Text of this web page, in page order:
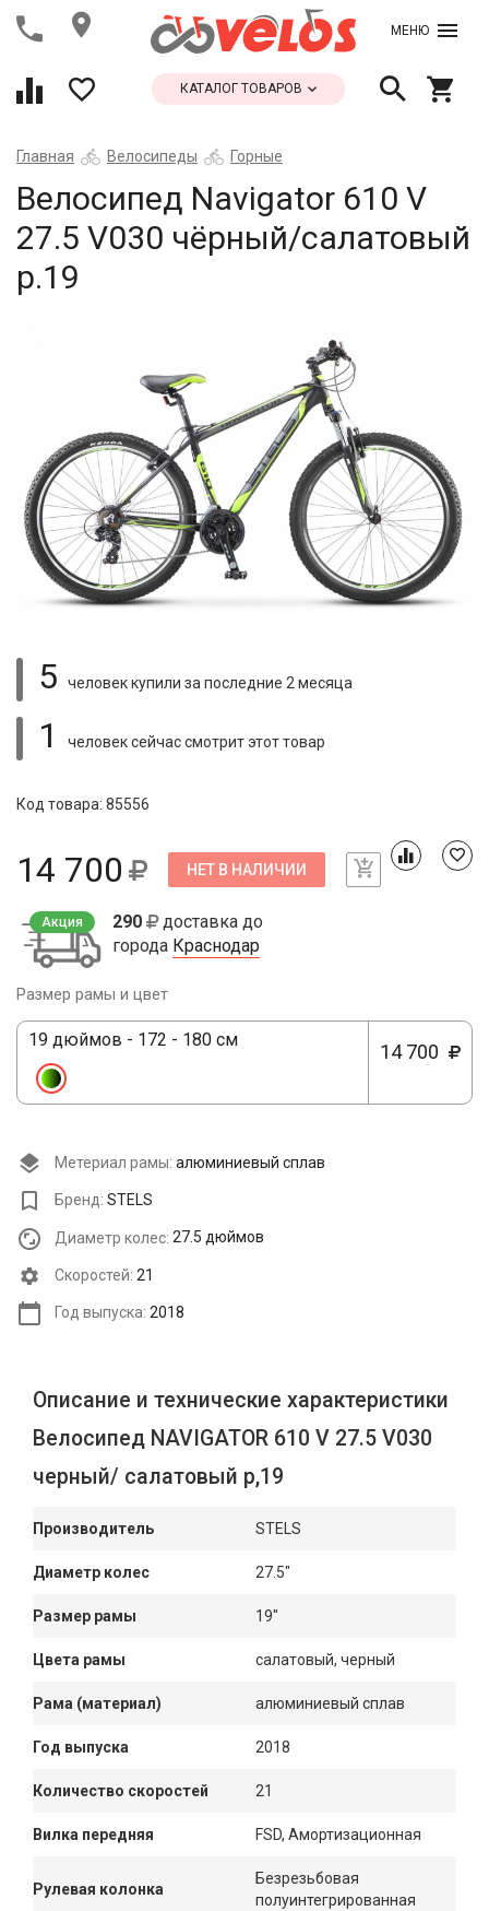
МЕНЮ
КАТАЛОГ ТОВАРОВ
Главная Велосипеды Горные
Велосипед Navigator 610 V
27.5 V030 чёрный/салатовый
р.19
5 человек купили за последние 2 месяца
1 человек сейчас смотритэтот товар
Код товара: 85556
14 700 НЕТ В НАЛИЧИИ
Акция 290
доставка до
города Краснодар
Размер рамы и цвет
19 дюймов - 172 - 180 см
14 700
Метериал рамы: алюминиевый сплав
Бренд: STELS
Диаметр колес: 27.5 дюймов
Cкоростей: 21
Год выпуска: 2018
Описание и технические характеристики
Велосипед NAVIGATOR 610 V 27.5 V030
черный/ салатовый р,19
Производитель STELS
Диаметр колес 27.5"
Размер рамы 19"
Цвета рамы салатовый, черный
Рама (материал) алюминиевый сплав
Год выпуска 2018
Количество скоростей 21
Вилка передняя FSD, Амортизационная
Рулевая колонка
Безрезьбовая
полуинтегрированная